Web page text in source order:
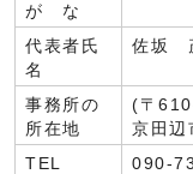
が な
代表者氏
名
佐坂
事務所の
所在地
(〒
京田
TEL
090-